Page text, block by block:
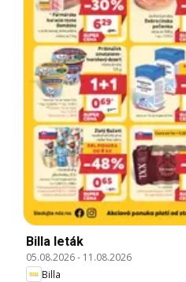
Billa leták
05.08.2026- 11.08.2026
Billa